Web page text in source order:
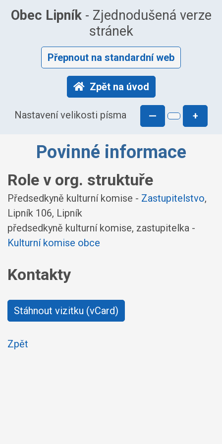
Obec Lipník- Zjednodušená verze
stránek
Přepnout na standardní web
Zpět na úvod
Nastavení velikosti písma — +
Povinné informace
Role v org. struktuře
Předsedkyně kulturní komise - Zastupitelstvo,
Lipník 106, Lipník
předsedkyně kulturní komise, zastupitelka -
Kulturní komise obce
Kontakty
Stáhnout vizitku (vCard)
Zpět